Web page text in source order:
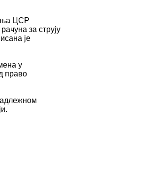
ЦСР
за струју
је
у
право